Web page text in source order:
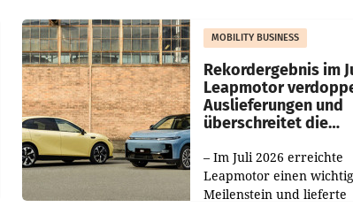
Die beiden Standorte
Haag sowie im rund
MOBILITY BUSINESS
Rekordergebnis im
Leapmotor
Auslieferungen und
überschreitet die
– Im Juli 2026 erreichte
Leapmotor einen
Meilenstein und lieferte